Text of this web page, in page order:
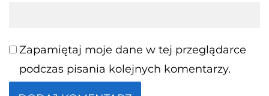
Zapamiętaj moje dane w tej przeglądarce
podczas pisania kolejnych komentarzy.